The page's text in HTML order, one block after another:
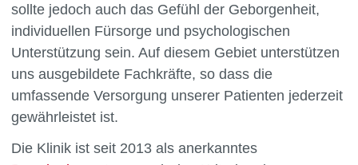
sollte jedoch auch das Gefühl der Geborgenheit,
individuellen Fürsorge und psychologischen
Unterstützung sein. Auf diesem Gebiet unterstützen
uns ausgebildete Fachkräfte, so dass die
umfassende Versorgung unserer Patienten jederzeit
gewährleistet ist.
Die Klinik ist seit 2013 als anerkanntes